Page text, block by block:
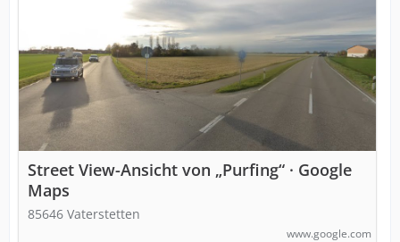
Street View-Ansicht von „Purfing“ · Google
Maps
85646 Vaterstetten
www.google.com